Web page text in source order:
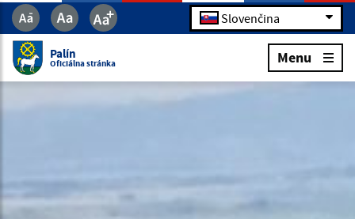
Slovenčina
Palín
Oficiálna stránka Menu